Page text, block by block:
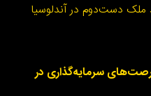
دست‌دوم در آندلوسیا
سرمایه‌گذاری در